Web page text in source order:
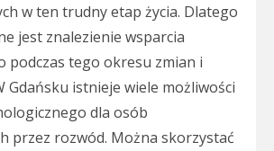
w ten trudny etap życia. Dlatego
jest znalezienie wsparcia
podczas tego okresu zmian i
Gdańsku istnieje wiele możliwości
dla osób
przez rozwód. Można skorzystać